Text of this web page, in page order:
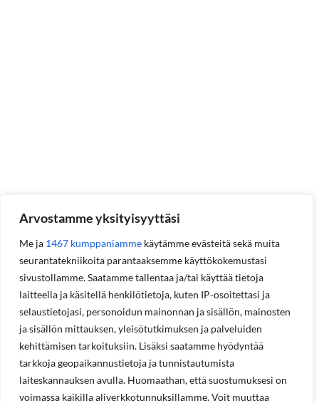
Arvostamme yksityisyyttäsi
Me ja 1467 kumppaniamme käytämme evästeitä sekä muita
seurantatekniikoita parantaaksemme käyttökokemustasi
sivustollamme. Saatamme tallentaa ja/tai käyttää tietoja
laitteella ja käsitellä henkilötietoja, kuten IP-osoitettasi ja
selaustietojasi, personoidun mainonnan ja sisällön, mainosten
ja sisällön mittauksen, yleisötutkimuksen ja palveluiden
kehittämisen tarkoituksiin. Lisäksi saatamme hyödyntää
tarkkoja geopaikannustietoja ja tunnistautumista
laiteskannauksen avulla. Huomaathan, että suostumuksesi on
voimassa kaikilla aliverkkotunnuksillamme. Voit muuttaa